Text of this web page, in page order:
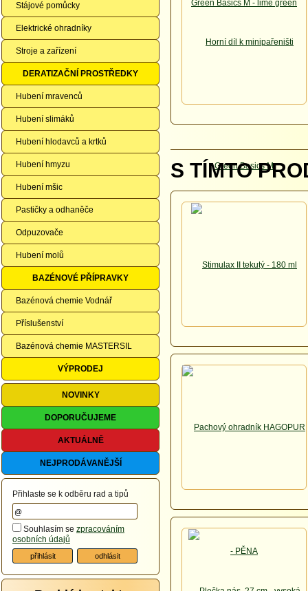
Stájové pomůcky
Elektrické ohradníky
Stroje a zařízení
DERATIZAČNÍ PROSTŘEDKY
Hubení mravenců
Hubení slimáků
Hubení hlodavců a krtků
Hubení hmyzu
Hubení mšic
Pastičky a odhaněče
Odpuzovače
Hubení molů
BAZÉNOVÉ PŘÍPRAVKY
Bazénová chemie Vodnář
Příslušenství
Bazénová chemie MASTERSIL
VÝPRODEJ
NOVINKY
DOPORUČUJEME
AKTUÁLNĚ
NEJPRODÁVANĚJŠÍ
Přihlaste se k odběru rad a tipů
Souhlasím se zpracováním
osobních údajů
S TÍMTO